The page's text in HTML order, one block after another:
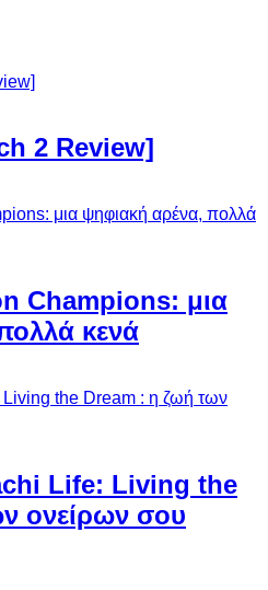
2 Review]
Champions: μια
κενά
Life: Living the
ονείρων σου